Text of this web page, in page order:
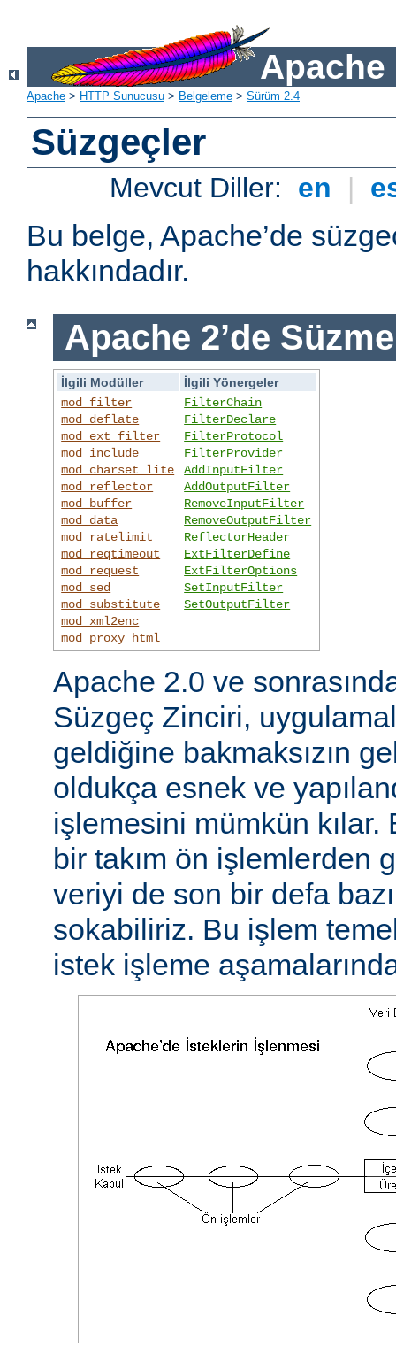
Apache
Apache > HTTP Sunucusu > Belgeleme > Sürüm 2.4
Süzgeçler
Mevcut Diller: en |
Bu belge, Apache’de
hakkındadır.
Apache 2’de
İlgili Modüller
İlgili Yönergeler
mod_filter
mod_deflate
mod_ext_filter
mod_include
mod_charset_lite
mod_reflector
mod_buffer
mod_data
mod_ratelimit
mod_reqtimeout
mod_request
mod_sed
mod_substitute
mod_xml2enc
mod_proxy_html
FilterChain
FilterDeclare
FilterProtocol
FilterProvider
AddInputFilter
AddOutputFilter
RemoveInputFilter
RemoveOutputFilter
ReflectorHeader
ExtFilterDefine
ExtFilterOptions
SetInputFilter
SetOutputFilter
Apache 2.0 ve
Süzgeç Zinciri,
geldiğine bakmaksızın
oldukça esnek ve
işlemesini mümkün
bir takım ön işlemlerden
veriyi de son bir defa
sokabiliriz. Bu işlem
istek işleme